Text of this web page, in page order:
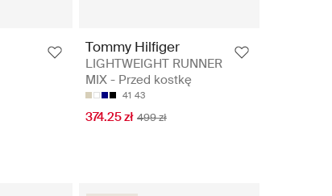
Tommy Hilfiger
LIGHTWEIGHT RUNNER
MIX - Przed kostkę
41 43
374.25 zł 499 zł